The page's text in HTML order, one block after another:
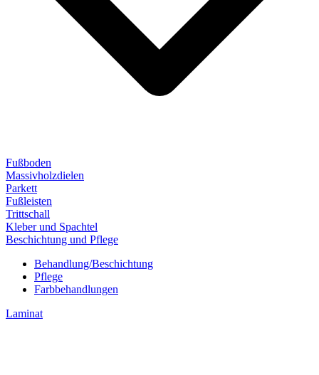
Fußboden
Massivholzdielen
Parkett
Fußleisten
Trittschall
Kleber und Spachtel
Beschichtung und Pflege
Behandlung/Beschichtung
Pflege
Farbbehandlungen
Laminat